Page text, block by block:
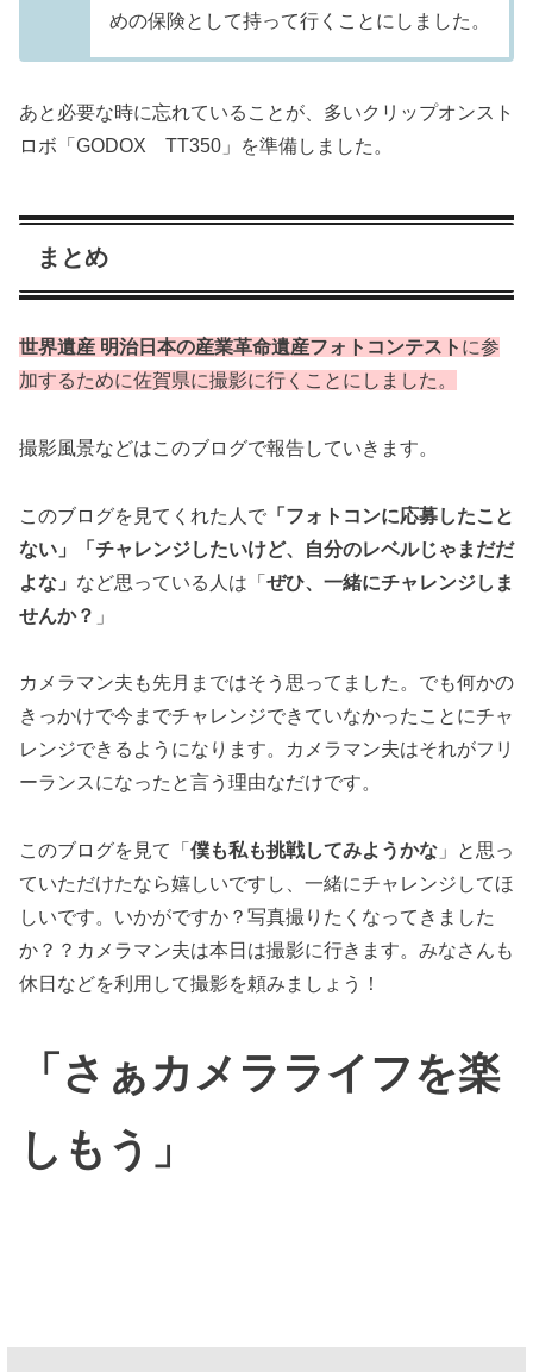
めの保険として持って行くことにしました。
あと必要な時に忘れていることが、多いクリップオンスト
ロボ「GODOX TT350」を準備しました。
まとめ
世界遺産 明治日本の産業革命遺産フォトコンテスト に参
加するために佐賀県に撮影に行くことにしました。
撮影風景などはこのブログで報告していきます。
このブログを見てくれた人で 「フォトコンに応募したこと
ない」「チャレンジしたいけど、自分のレベルじゃまだだ
よな」 など思っている人は「 ぜひ、一緒にチャレンジしま
せんか？ 」
カメラマン夫も先月まではそう思ってました。でも何かの
きっかけで今までチャレンジできていなかったことにチャ
レンジできるようになります。カメラマン夫はそれがフリ
ーランスになったと言う理由なだけです。
このブログを見て「 僕も私も挑戦してみようかな 」と思っ
ていただけたなら嬉しいですし、一緒にチャレンジしてほ
しいです。いかがですか？写真撮りたくなってきました
か？？カメラマン夫は本日は撮影に行きます。みなさんも
休日などを利用して撮影を頼みましょう！
「さぁカメラライフを楽
しもう」